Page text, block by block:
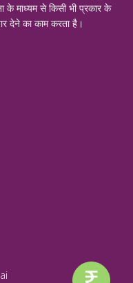
के माध्यम से किसी भी प्रकार के
देने का काम करता है।